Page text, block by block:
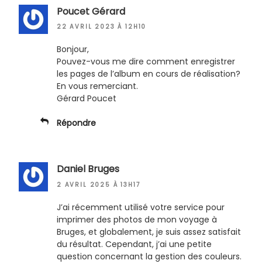
Poucet Gérard
22 AVRIL 2023 À 12H10
Bonjour,
Pouvez-vous me dire comment enregistrer
les pages de l’album en cours de réalisation?
En vous remerciant.
Gérard Poucet
Répondre
Daniel Bruges
2 AVRIL 2025 À 13H17
J’ai récemment utilisé votre service pour
imprimer des photos de mon voyage à
Bruges, et globalement, je suis assez satisfait
du résultat. Cependant, j’ai une petite
question concernant la gestion des couleurs.